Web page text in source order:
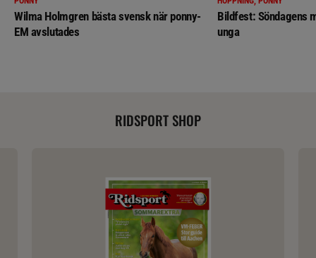
Wilma Holmgren bästa svensk när ponny-
EM avslutades
Bildfest: Söndagens
unga
RIDSPORT SHOP